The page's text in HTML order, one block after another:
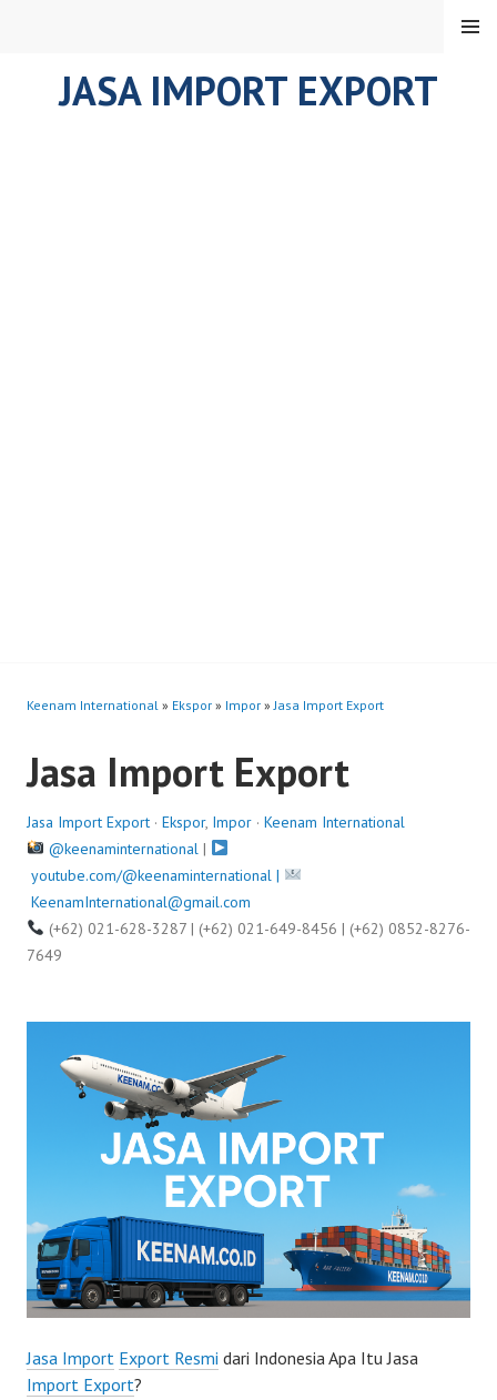
JASA IMPORT EXPORT
MENU
Keenam International » Ekspor » Impor »Jasa Import Export
Jasa Import Export
Jasa Import Export · Ekspor, Impor · Keenam International
@keenaminternational|
youtube.com/@keenaminternational |
KeenamInternational@gmail.com
(+62) 021-628-3287 | (+62) 021-649-8456 | (+62) 0852-8276-
7649
Jasa Import Export Resmi dari Indonesia Apa Itu Jasa
Import Export?